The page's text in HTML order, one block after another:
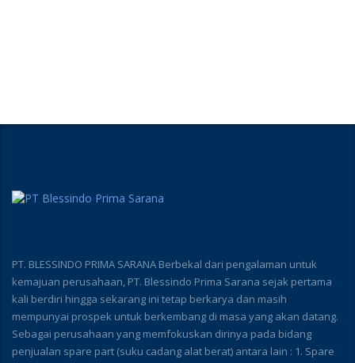
PT. BLESSINDO PRIMA SARANA Berbekal dari pengalaman untuk
kemajuan perusahaan, PT. Blessindo Prima Sarana sejak pertama
kali berdiri hingga sekarang ini tetap berkarya dan masih
mempunyai prospek untuk berkembang di masa yang akan datang.
Sebagai perusahaan yang memfokuskan dirinya pada bidang
penjualan spare part (suku cadang alat berat) antara lain : 1. Spare